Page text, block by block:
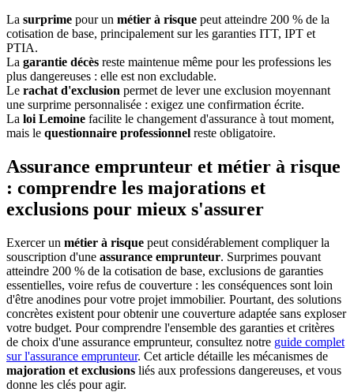
La surprime pour un métier à risque peut atteindre 200 % de la
cotisation de base, principalement sur les garanties ITT, IPT et
PTIA.
La garantie décès reste maintenue même pour les professions les
plus dangereuses : elle est non excludable.
Le rachat d'exclusion permet de lever une exclusion moyennant
une surprime personnalisée : exigez une confirmation écrite.
La loi Lemoine facilite le changement d'assurance à tout moment,
mais le questionnaire professionnel reste obligatoire.
Assurance emprunteur et métier à risque
: comprendre les majorations et
exclusions pour mieux s'assurer
Exercer un métier à risque peut considérablement compliquer la
souscription d'une assurance emprunteur. Surprimes pouvant
atteindre 200 % de la cotisation de base, exclusions de garanties
essentielles, voire refus de couverture : les conséquences sont loin
d'être anodines pour votre projet immobilier. Pourtant, des solutions
concrètes existent pour obtenir une couverture adaptée sans exploser
votre budget. Pour comprendre l'ensemble des garanties et critères
de choix d'une assurance emprunteur, consultez notre guide complet
sur l'assurance emprunteur. Cet article détaille les mécanismes de
majoration et exclusions liés aux professions dangereuses, et vous
donne les clés pour agir.